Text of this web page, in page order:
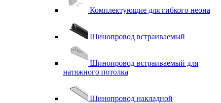
Комплектующие для гибкого неона
Шинопровод встраиваемый
Шинопровод встраиваемый для
натяжного потолка
Шинопровод накладной